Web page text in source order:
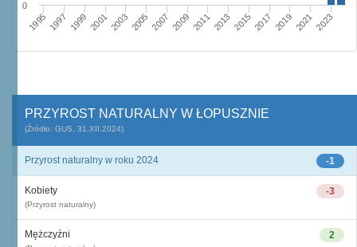
1995 1997 1999 20012003 2005 2007 2009 20112013 2015 2017 2019 20212023
0
PRZYROST NATURALNY W ŁOPUSZNIE
(Źródło: GUS, 31.XII.2024)
-1
Przyrost naturalny w roku 2024
-3
Kobiety
(Przyrost naturalny)
2
Mężczyźni